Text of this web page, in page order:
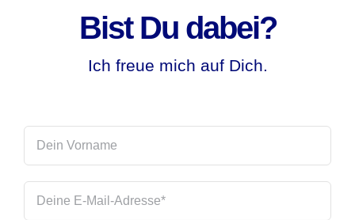
Bist Du dabei?
Ich freue mich auf Dich.